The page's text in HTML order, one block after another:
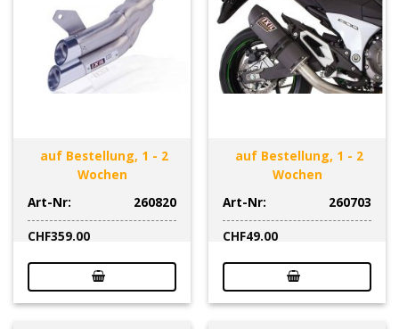
auf Bestellung, 1 - 2
Wochen
Art-Nr:
260820
CHF359.00
auf Bestellung, 1 - 2
Wochen
Art-Nr:
260703
CHF49.00